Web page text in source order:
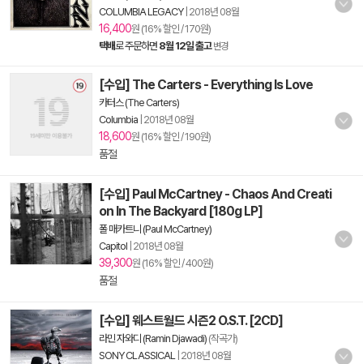
COLUMBIA LEGACY| 2018년 08월
16,400원 (16% 할인 / 170원)
택배로 주문하면 8월 12일 출고 변경
[수입] The Carters - Everything Is Love
카터스 (The Carters)
Columbia 2018년 08월
18,600원 (16% 할인 / 190원)
품절
[수입] Paul McCartney - Chaos And Creati
on In The Backyard [180g LP]
폴 매카트니 (Paul McCartney)
Capitol 2018년 08월
39,300원 (16% 할인 / 400원)
품절
[수입] 웨스트월드 시즌2 O.S.T. [2CD]
라민 자와디 (Ramin Djawadi) (작곡가)
SONY CLASSICAL| 2018년 08월